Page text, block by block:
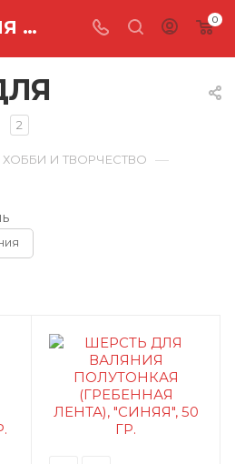
ШЕРСТЬ ДЛЯ ВАЛЯНИЯ 0
2
ХОББИ И ТВОРЧЕСТВО —